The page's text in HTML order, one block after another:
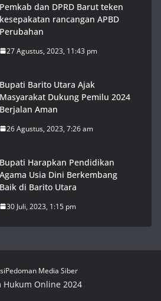
Pemkab dan DPRD Barut teken
kesepakatan rancangan APBD
Perubahan
27 Agustus, 2023, 11:43 pm
Bupati Barito Utara Ajak
Masyarakat Dukung Pemilu 2024
Berjalan Aman
26 Agustus, 2023, 7:26 am
Bupati Harapkan Pendidikan
Agama Usia Dini Berkembang
Baik di Barito Utara
30 Juli, 2023, 1:15 pm
Pedoman Media Siber
Hukum Online 2024